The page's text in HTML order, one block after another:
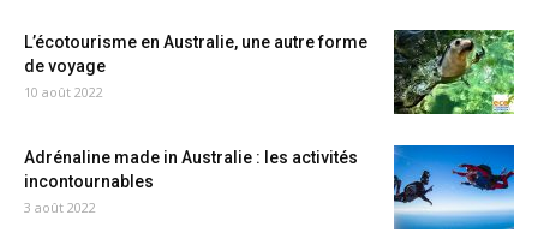
L’écotourisme en Australie, une autre forme
de voyage
10 août 2022
Adrénaline made in Australie : les activités
incontournables
3 août 2022